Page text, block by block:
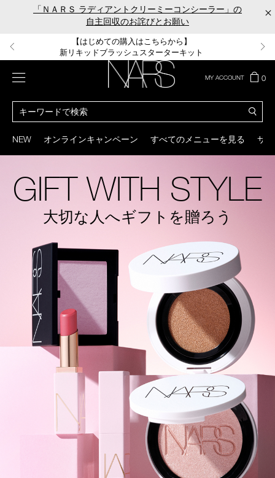
×
「ＮＡＲＳ ラディアントクリーミーコンシーラー」の
自主回収のお詫びとお願い
【ミニパフプレゼント】
新リキッドブラッシュご購入でプレゼント
【はじめての購入はこちらから】
新リキッドブラッシュスターターキット
【サンプル＆ヘアピン付】
オイルクレンジングキット
【ギフトショッパープレゼント】
カラーアイテムをあの人へのプレゼントに
【ポーチ＆ブラッシュプレゼント】
ORGASM CAMPAIGN
メニュー
NEW オンラインキャンペーン すべてのメニューを見る サ
MY ACCOUNT
カ
ト
商
数
0
ロ
グ
検
索
can
key
(or
swipe
mobile
access
suggestions
as
GIFT WITH STYLE
大切な人へギフトを贈ろう